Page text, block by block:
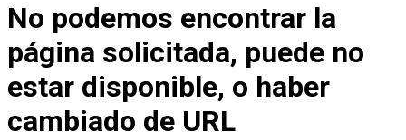
No podemos encontrar la
página solicitada, puede no
estar disponible, o haber
cambiado de URL